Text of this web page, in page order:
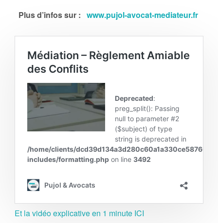
Plus d’infos sur : www.pujol-avocat-mediateur.fr
Et la vidéo explicative en 1 minute ICI